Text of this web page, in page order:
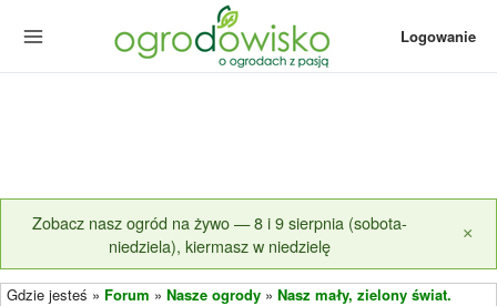
Logowanie
Zobacz nasz ogród na żywo — 8 i 9 sierpnia (sobota-
niedziela), kiermasz w niedzielę
×
Gdzie jesteś » Forum » Nasze ogrody » Nasz mały, zielony świat.